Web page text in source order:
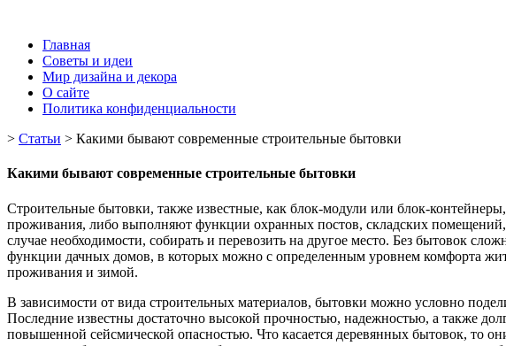
Главная
Советы и идеи
Мир дизайна и декора
О сайте
Политика конфиденциальности
> Статьи > Какими бывают современные строительные бытовки
Какими бывают современные строительные бытовки
Строительные бытовки, также известные, как блок-модули или блок-
проживания, либо выполняют функции охранных постов, складских
случае необходимости, собирать и перевозить на другое место. Без бытовок
функции дачных домов, в которых можно с определенным уровнем комфорта
проживания и зимой.
В зависимости от вида строительных материалов, бытовки можно условно
Последние известны достаточно высокой прочностью, надежностью, а также
повышенной сейсмической опасностью. Что касается деревянных бытовок, то